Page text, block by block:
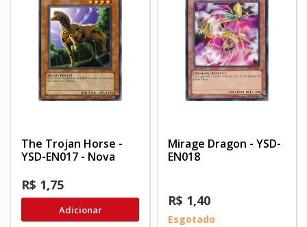
The Trojan Horse -
YSD-EN017 - Nova
R$ 1,75
Adicionar
Mirage Dragon - YSD-
EN018
R$ 1,40
Esgotado